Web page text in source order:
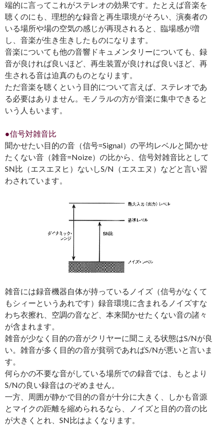
端的に言ってこれがステレオの効果です。たとえば音楽を
聴くのにも、理想的な録音と再生環境がそろい、演奏者の
いる場所や場の空気の感じが再現されると、臨場感が増
し、音楽が生き生きしたものになります。
音楽についても他の音響ドキュメンタリーについても、録
音が良ければ良いほど、再生装置が良ければ良いほど、再
生される音は迫真のものとなります。
ただ音楽を聴くという目的について言えば、ステレオであ
る必要はありません。モノラルの方が音楽に集中できると
いう人もいます。
●信号対雑音比
聞かせたい目的の音（信号=Signal）の平均レベルと聞かせ
たくない音（雑音=Noize）の比から、信号対雑音比として
SN比（エスエヌヒ）ないしS/N（エスエヌ）などと言い習
わされています。
雑音には録音機器自体が持っているノイズ（信号がなくて
もシィーというあれです）録音環境に含まれるノイズすな
わち衣擦れ、空調の音など、本来聞かせたくない音の諸々
が含まれます。
雑音が少なく目的の音がクリヤーに聞こえる状態はS/Nが良
い。雑音が多く目的の音が貧弱であればS/Nが悪いと言いま
す。
何らかの不要な音がしている場所での録音では、もとより
S/Nの良い録音はのぞめません。
一方、周囲が静かで目的の音が十分に大きく、しかも音源
とマイクの距離を縮められるなら、ノイズと目的の音の比
が大きくとれ、SN比はよくなります。